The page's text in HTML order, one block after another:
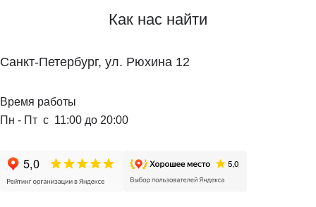
Как нас найти
Санкт-Петербург, ул. Рюхина 12
Время работы
Пн - Пт с 11:00 до 20:00